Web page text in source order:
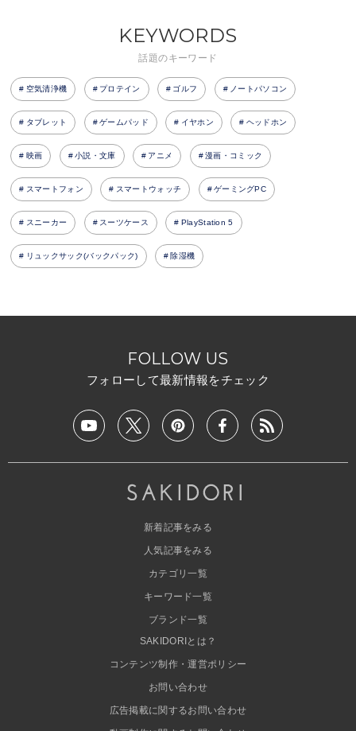
KEYWORDS
話題のキーワード
空気清浄機 プロテイン ゴルフ ノートパソコン
タブレット ゲームパッド イヤホン ヘッドホン
映画 小説・文庫 アニメ 漫画・コミック
スマートフォン スマートウォッチ ゲーミングPC
スニーカー スーツケース PlayStation 5
リュックサック(バックパック) 除湿機
FOLLOW US
フォローして最新情報をチェック
新着記事をみる
人気記事をみる
カテゴリ一覧
キーワード一覧
ブランド一覧
SAKIDORIとは？
コンテンツ制作・運営ポリシー
お問い合わせ
広告掲載に関するお問い合わせ